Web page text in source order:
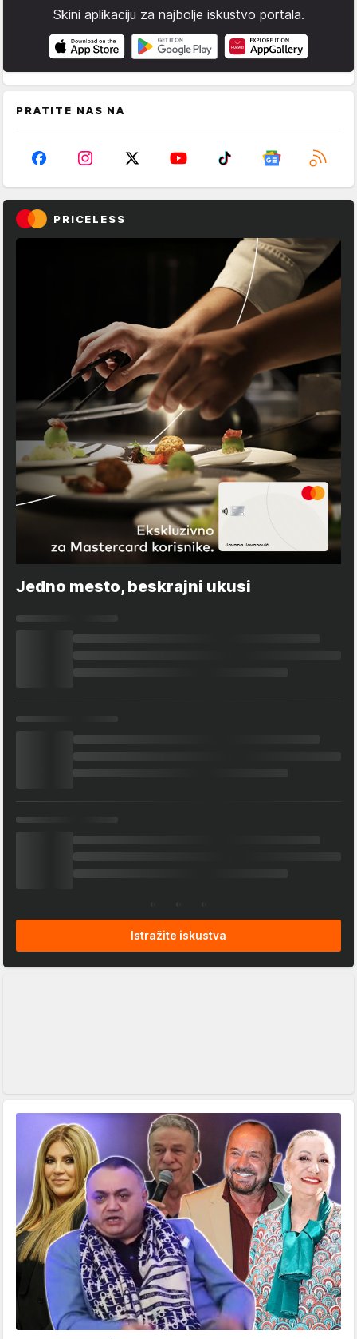
Skini aplikaciju za najbolje iskustvo portala.
PRATITE NAS NA
PRICELESS
Jedno mesto, beskrajni ukusi
Istražite iskustva